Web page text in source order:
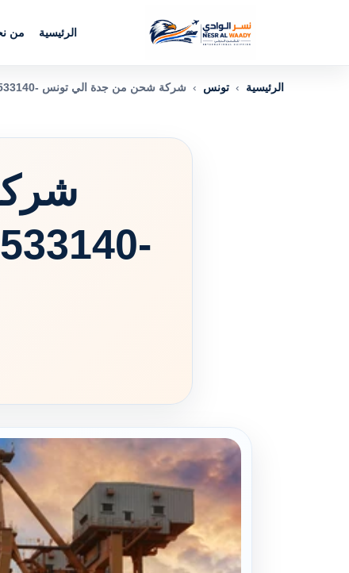
الرئيسية من
الرئيسية › تونس › شركة شحن من جدة الي تونس -0560533140 أسعار مرنة .. مدد توصيل سريعة